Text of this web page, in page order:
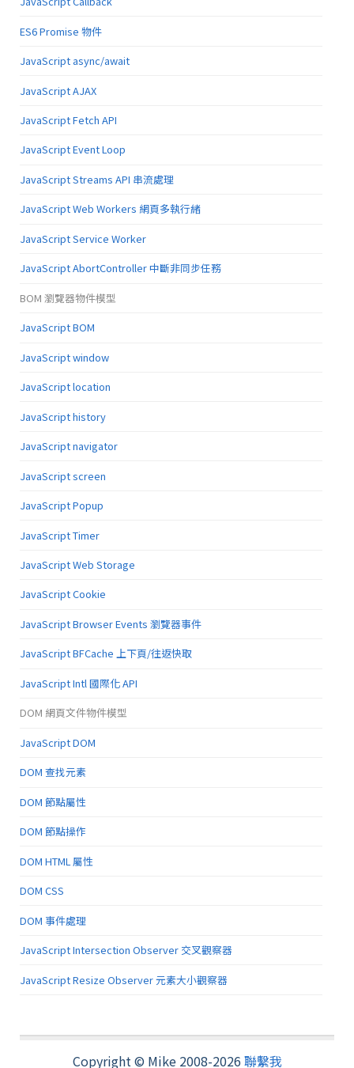
ES6 Promise 物件
JavaScript async/await
JavaScript AJAX
JavaScript Fetch API
JavaScript Event Loop
JavaScript Streams API 串流處理
JavaScript Web Workers 網頁多執行緒
JavaScript Service Worker
JavaScript AbortController 中斷非同步任務
BOM 瀏覽器物件模型
JavaScript BOM
JavaScript window
JavaScript location
JavaScript history
JavaScript navigator
JavaScript screen
JavaScript Popup
JavaScript Timer
JavaScript Web Storage
JavaScript Cookie
JavaScript Browser Events 瀏覽器事件
JavaScript BFCache 上下頁/往返快取
JavaScript Intl 國際化 API
DOM 網頁文件物件模型
JavaScript DOM
DOM 查找元素
DOM 節點屬性
DOM 節點操作
DOM HTML 屬性
DOM CSS
DOM 事件處理
JavaScript Intersection Observer 交叉觀察器
JavaScript Resize Observer 元素大小觀察器
Copyright © Mike 2008-2026 聯繫我